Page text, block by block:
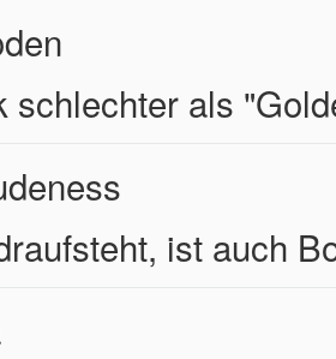
schlechter als
ist auch